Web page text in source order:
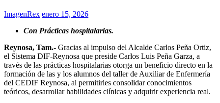
ImagenRex enero 15, 2026
Con Prácticas hospitalarias.
Reynosa, Tam.- Gracias al impulso del Alcalde Carlos Peña Ortiz,
el Sistema DIF-Reynosa que preside Carlos Luis Peña Garza, a
través de las prácticas hospitalarias otorga un beneficio directo en la
formación de las y los alumnos del taller de Auxiliar de Enfermería
del CEDIF Reynosa, al permitirles consolidar conocimientos
teóricos, desarrollar habilidades clínicas y adquirir experiencia real.